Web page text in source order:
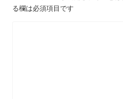
る欄は必須項目です